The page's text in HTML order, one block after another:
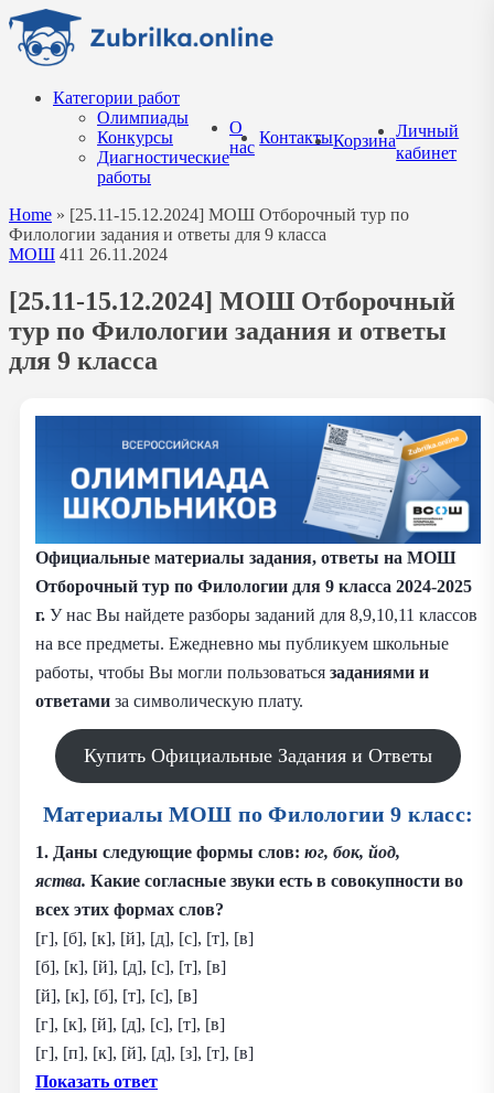
Перейти
содержанию
Категории работ
Олимпиады
Конкурсы
Диагностические
работы
О
нас
КонтактыКорзина
Личный
кабинет
Home » [25.11-15.12.2024] МОШ Отборочный тур по
Филологии задания и ответы для 9 класса
МОШ 411 26.11.2024
[25.11-15.12.2024] МОШ Отборочный
тур по Филологии задания и ответы
для 9 класса
Официальные материалы задания, ответы на МОШ
Отборочный тур по Филологии для 9 класса 2024-2025
г. У нас Вы найдете разборы заданий для 8,9,10,11 классов
на все предметы. Ежедневно мы публикуем школьные
работы, чтобы Вы могли пользоваться заданиями и
ответами за символическую плату.
Купить Официальные Задания и Ответы
Материалы МОШ по Филологии 9 класс:
1. Даны следующие формы слов: юг, бок, йод,
яства. Какие согласные звуки есть в совокупности во
всех этих формах слов?
[г], [б], [к], [й], [д], [с], [т], [в]
[б], [к], [й], [д], [с], [т], [в]
[й], [к], [б], [т], [с], [в]
[г], [к], [й], [д], [с], [т], [в]
[г], [п], [к], [й], [д], [з], [т], [в]
Показать ответ